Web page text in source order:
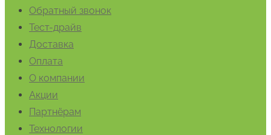
Обратный звонок
Тест-драйв
Доставка
Оплата
О компании
Акции
Партнёрам
Технологии